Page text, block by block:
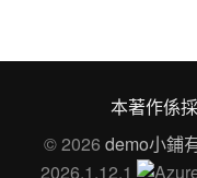
本著作係
© 2026 demo小鋪
2026.1.12.1